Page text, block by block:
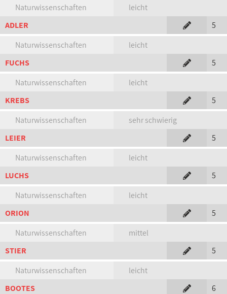
Naturwissenschaften
leicht
ADLER
5
Naturwissenschaften
leicht
FUCHS
5
Naturwissenschaften
leicht
KREBS
5
Naturwissenschaften
sehr schwierig
LEIER
5
Naturwissenschaften
leicht
LUCHS
5
Naturwissenschaften
leicht
ORION
5
Naturwissenschaften
mittel
STIER
5
Naturwissenschaften
leicht
BOOTES
6